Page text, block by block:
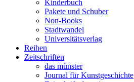
Kinderbuch
Pakete und Schuber
Non-Books
Stadtwandel
Universitätsverlag
Reihen
Zeitschriften
das münster
Journal für Kunstgeschichte